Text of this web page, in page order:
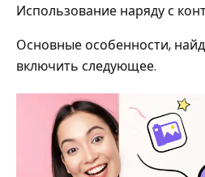
Использование наряду с
Основные особенности,
включить следующее.